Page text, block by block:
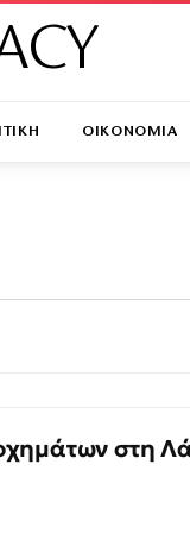
ΟΙΚΟΝΟΜΙΑ
στη